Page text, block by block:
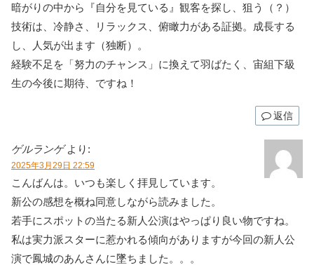
暗がりの中から『自分を見ている』観客を探し、狙う（？）
技術は、冷静さ、リラックス、俯瞰力がある証拠。成長する
し、人気が出ます（独断）。
経験不足を「努力のチャンス」に換えて羽ばたく、宙組下級
生の今後に期待、ですね！
返信
ゲルランゲ より:
2025年3月29日 22:59
こんばんは。いつも楽しく拝見しています。
新公の感想を概ね同意しながら読みました。
若手にスポットの当たる新人公演はやっぱり良い物ですね。
私は実力派スターに惹かれる傾向がありますが今回の新人公
演で鳳城のあんさんに墜ちました。。。